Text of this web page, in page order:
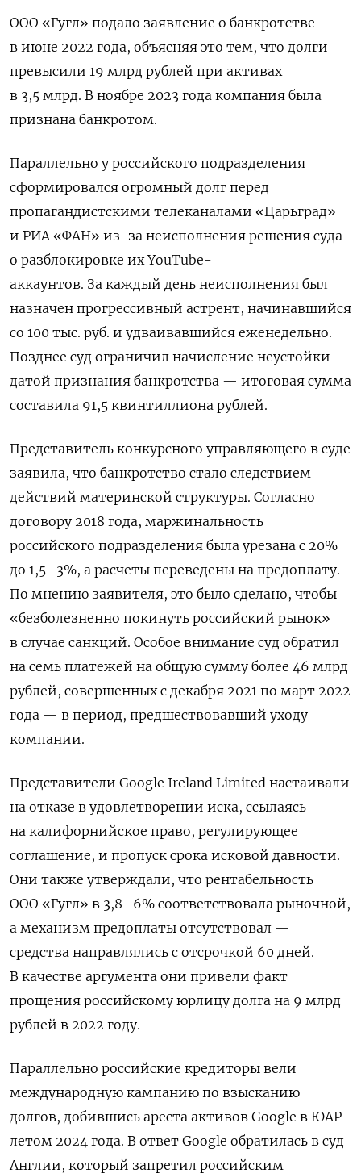
ООО «Гугл» подало заявление о банкротстве
в июне 2022 года, объясняя это тем, что долги
превысили 19 млрд рублей при активах
в 3,5 млрд. В ноябре 2023 года компания была
признана банкротом.
Параллельно у российского подразделения
сформировался огромный долг перед
пропагандистскими телеканалами «Царьград»
и РИА «ФАН» из-за неисполнения решения суда
о разблокировке их YouTube-
аккаунтов. За каждый день неисполнения был
назначен прогрессивный астрент, начинавшийся
со 100 тыс. руб. и удваивавшийся еженедельно.
Позднее суд ограничил начисление неустойки
датой признания банкротства — итоговая сумма
составила 91,5 квинтиллиона рублей.
Представитель конкурсного управляющего в суде
заявила, что банкротство стало следствием
действий материнской структуры. Согласно
договору 2018 года, маржинальность
российского подразделения была урезана с 20%
до 1,5–3%, а расчеты переведены на предоплату.
По мнению заявителя, это было сделано, чтобы
«безболезненно покинуть российский рынок»
в случае санкций. Особое внимание суд обратил
на семь платежей на общую сумму более 46 млрд
рублей, совершенных с декабря 2021 по март 2022
года — в период, предшествовавший уходу
компании.
Представители Google Ireland Limited настаивали
на отказе в удовлетворении иска, ссылаясь
на калифорнийское право, регулирующее
соглашение, и пропуск срока исковой давности.
Они также утверждали, что рентабельность
ООО «Гугл» в 3,8–6% соответствовала рыночной,
а механизм предоплаты отсутствовал —
средства направлялись с отсрочкой 60 дней.
В качестве аргумента они привели факт
прощения российскому юрлицу долга на 9 млрд
рублей в 2022 году.
Параллельно российские кредиторы вели
международную кампанию по взысканию
долгов, добившись ареста активов Google в ЮАР
летом 2024 года. В ответ Google обратилась в суд
Англии, который запретил российским